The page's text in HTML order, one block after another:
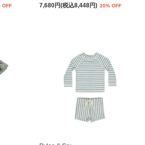
OFF
7,680円(税込8,448円) 20% OFF